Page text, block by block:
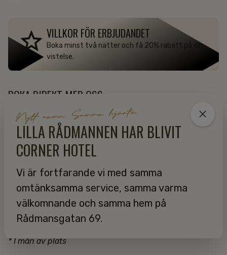
VILLKOR FÖR ERBJUDANDET
Boka minst två nätter och få 20% rabatt på din
vistelse.
BOKA DIREKT MED OSS
På vår sajt bokar du alltid din hotellvistelse till bästa
pris och får dessutom fler förmåner:
Alltid runt 100 kronor lägre pris per natt än via
10 procent rabatt i restaurang Hörnans Belgobar
Förtur till tidig incheckning*
Förtur till uppgradering*
Frukost & wifi ingår alltid
* I mån av plats
Nytt namn. Samma hjärta.
LILLA RÅDMANNEN HAR BLIVIT
CORNER HOTEL
Vi är fortfarande vi med samma
omtänksamma service, samma varma
välkomnande och samma hem på
Rådmansgatan 69.